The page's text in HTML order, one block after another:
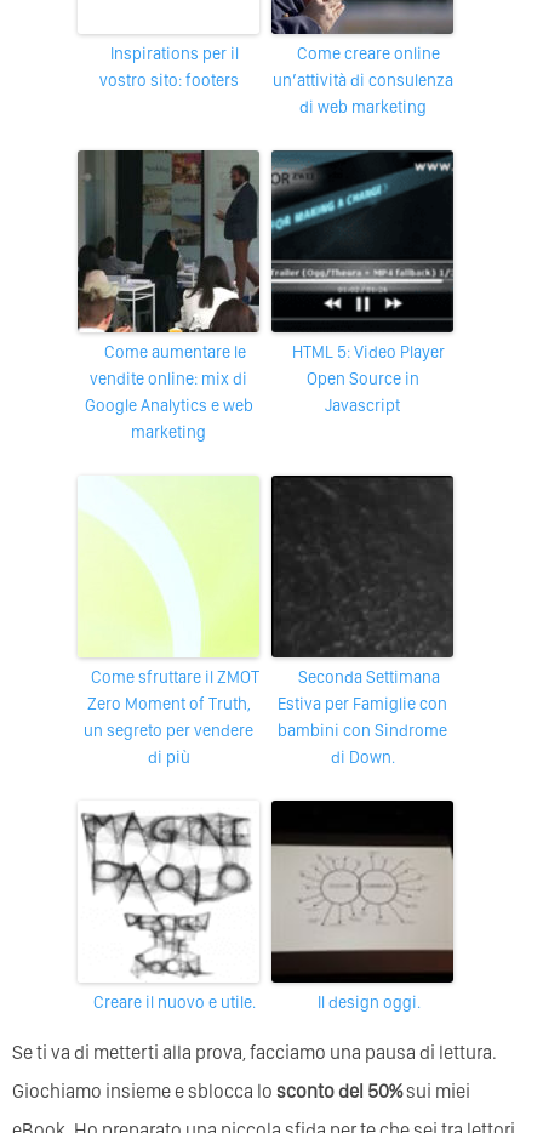
Inspirations per il
vostro sito: footers
Come creare online
un’attività di consulenza
di web marketing
Come aumentare le
vendite online: mix di
Google Analytics e web
marketing
HTML 5: Video Player
Open Source in
Javascript
Come sfruttare il ZMOT
Zero Moment of Truth,
un segreto per vendere
di più
Seconda Settimana
Estiva per Famiglie con
bambini con Sindrome
di Down.
Creare il nuovo e utile. Il design oggi.
Se ti va di metterti alla prova, facciamo una pausa di lettura.
Giochiamo insieme e sblocca lo sconto del 50%sui miei